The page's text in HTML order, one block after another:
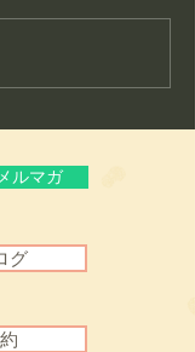
ス教室が
ルマガ
グ